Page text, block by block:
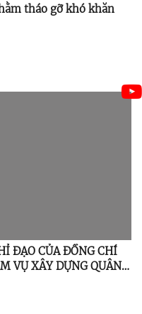
tháo gỡ khó khăn
ĐẠO CỦA ĐỒNG CHÍ
VỤ XÂY DỰNG QUÂN